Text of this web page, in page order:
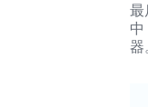
最
中
器